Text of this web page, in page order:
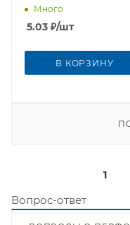
оцинкованная сталь
Много
5.03 ₽/шт
В КОРЗИНУ
1
Вопрос-ответ